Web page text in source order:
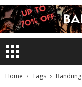
Home Tags Bandung